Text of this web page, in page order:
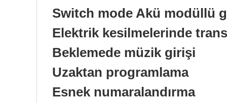
Switch mode Akü modüllü
Elektrik kesilmelerinde
Beklemede müzik girişi
Uzaktan programlama
Esnek numaralandırma